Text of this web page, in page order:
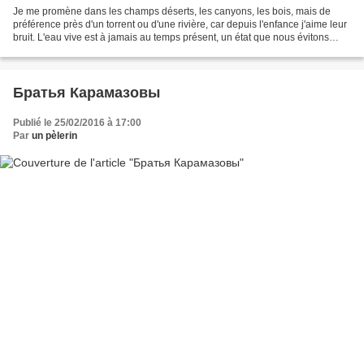
Je me promène dans les champs déserts, les canyons, les bois, mais de
préférence près d'un torrent ou d'une rivière, car depuis l'enfance j'aime leur
bruit. L'eau vive est à jamais au temps présent, un état que nous évitons
Братья Карамазовы
Publié le 25/02/2016 à 17:00
Par un pèlerin